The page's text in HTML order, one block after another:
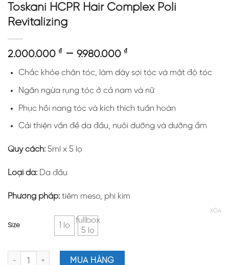
Toskani HCPR Hair Complex Poli
Revitalizing
2.000.000 ₫ – 9.980.000 ₫
Chắc khỏe chân tóc, làm dày sợi tóc và mật độ tóc
Ngăn ngừa rụng tóc ở cả nam và nữ
Phục hồi nang tóc và kích thích tuần hoàn
Cải thiện vấn đề da đầu, nuôi dưỡng và dưỡng ẩm
Quy cách: 5ml x 5 lọ
Loại da: Da đầu
Phương pháp: tiêm meso, phi kim
Size 1 lọ
fullbox
5 lọ
XÓA
Hoạt Chất Meso kích thích mọc tóc Toskani HCPR Hair Complex
MUA HÀNG